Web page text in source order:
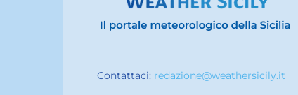
Contattaci: redazione@weathersicily.it